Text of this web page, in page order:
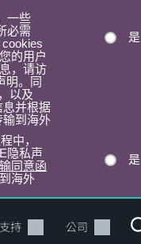
一些
必需
的用户
，请访
明。同
以及
息并根据
输到海外
是
中，
隐私声
同意函
海外
是
支持 公司